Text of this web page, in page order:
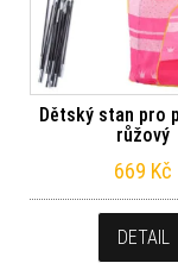
Dětský stan pro
růžový
669 Kč
DETAIL